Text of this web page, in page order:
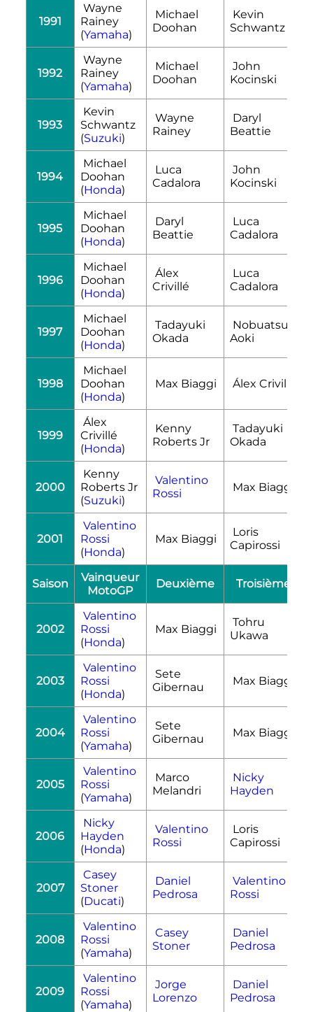
1991
Wayne
Rainey
(Yamaha)
Michael
Doohan
Kevin
Schwantz
1992
Wayne
Rainey
(Yamaha)
Michael
Doohan
John
Kocinski
1993
Kevin
Schwantz
(Suzuki)
Wayne
Rainey
Daryl
Beattie
1994
Michael
Doohan
(Honda)
Luca
Cadalora
John
Kocinski
1995
Michael
Doohan
(Honda)
Daryl
Beattie
Luca
Cadalora
1996
Michael
Doohan
(Honda)
Álex
Crivillé
Luca
Cadalora
1997
Michael
Doohan
(Honda)
Tadayuki
Okada
Nobuatsu
Aoki
1998
Michael
Doohan
(Honda)
Max Biaggi Álex Crivillé
1999
Álex
Crivillé
(Honda)
Kenny
Roberts Jr
Tadayuki
Okada
2000
Kenny
Roberts Jr
(Suzuki)
Valentino
Rossi
Max Biaggi
2001
Valentino
Rossi
(Honda)
Max Biaggi
Loris
Capirossi
Saison
Vainqueur
MotoGP
Deuxième Troisième
2002
Valentino
Rossi
(Honda)
Max Biaggi
Tohru
Ukawa
2003
Valentino
Rossi
(Honda)
Sete
Gibernau
Max Biaggi
2004
Valentino
Rossi
(Yamaha)
Sete
Gibernau
Max Biaggi
2005
Valentino
Rossi
(Yamaha)
Marco
Melandri
Nicky
Hayden
2006
Nicky
Hayden
(Honda)
Valentino
Rossi
Loris
Capirossi
2007
Casey
Stoner
(Ducati)
Daniel
Pedrosa
Valentino
Rossi
2008
Valentino
Rossi
(Yamaha)
Casey
Stoner
Daniel
Pedrosa
2009
Valentino
Rossi
(Yamaha)
Jorge
Lorenzo
Daniel
Pedrosa